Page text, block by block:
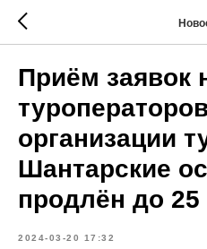
Приём заявок
организации
Шантарские
продлён до 25
2024-03-20 17:32